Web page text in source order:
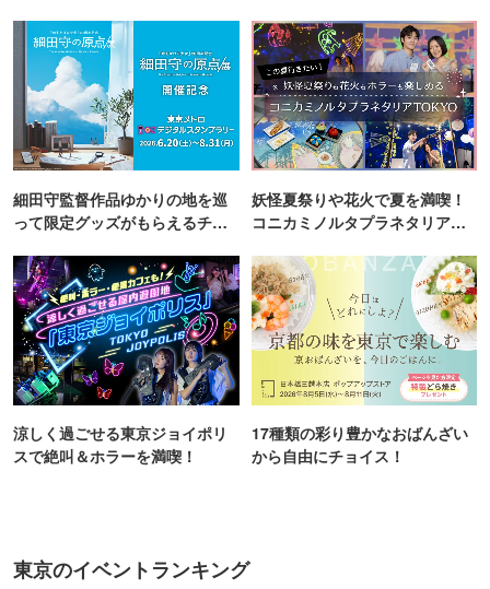
細田守監督作品ゆかりの地を巡
って限定グッズがもらえるチャ
妖怪夏祭りや花火で夏を満喫！
コニカミノルタプラネタリア
涼しく過ごせる東京ジョイポリ
スで絶叫＆ホラーを満喫！
17種類の彩り豊かなおばんざい
から自由にチョイス！
東京のイベントランキング